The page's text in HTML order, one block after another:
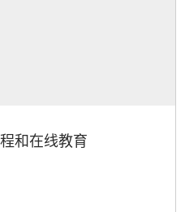
和在线教育